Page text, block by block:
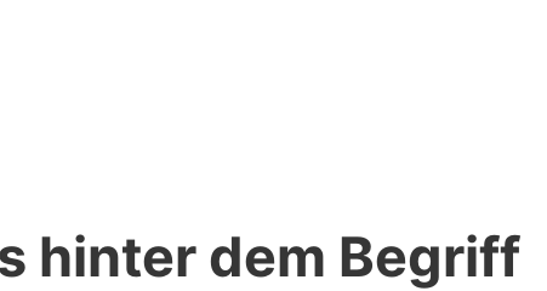
hinter dem Begriff